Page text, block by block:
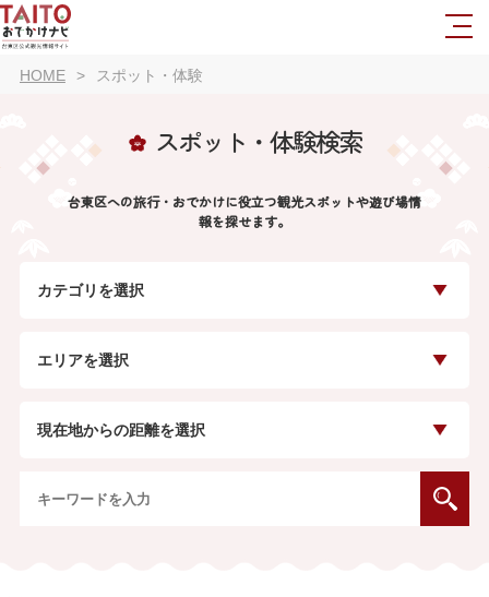
HOME スポット・体験
スポット・体験検索
台東区への旅行・おでかけに役立つ観光スポットや遊び場情
報を探せます。
カテゴリを選択
エリアを選択
現在地からの距離を選択